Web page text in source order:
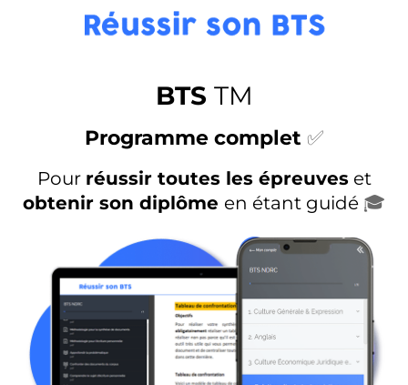
BTS TM
Programme complet ✅
Pour réussir toutes les épreuveset
obtenir son diplôme en étant guidé 🎓